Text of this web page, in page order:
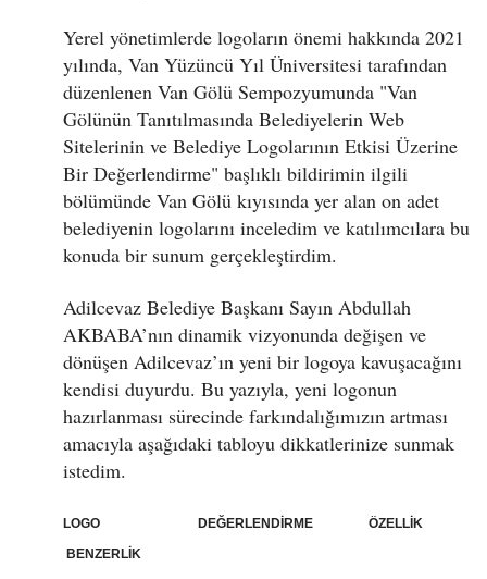
Yerel yönetimlerde logoların önemi hakkında 2021
yılında, Van Yüzüncü Yıl Üniversitesi tarafından
düzenlenen Van Gölü Sempozyumunda "Van
Gölünün Tanıtılmasında Belediyelerin Web
Sitelerinin ve Belediye Logolarının Etkisi Üzerine
Bir Değerlendirme" başlıklı bildirimin ilgili
bölümünde Van Gölü kıyısında yer alan on adet
belediyenin logolarını inceledim ve katılımcılara bu
konuda bir sunum gerçekleştirdim.
Adilcevaz Belediye Başkanı Sayın Abdullah
AKBABA’nın dinamik vizyonunda değişen ve
dönüşen Adilcevaz’ın yeni bir logoya kavuşacağını
kendisi duyurdu. Bu yazıyla, yeni logonun
hazırlanması sürecinde farkındalığımızın artması
amacıyla aşağıdaki tabloyu dikkatlerinize sunmak
istedim.
LOGO DEĞERLENDİRME ÖZELLİK
BENZERLİK